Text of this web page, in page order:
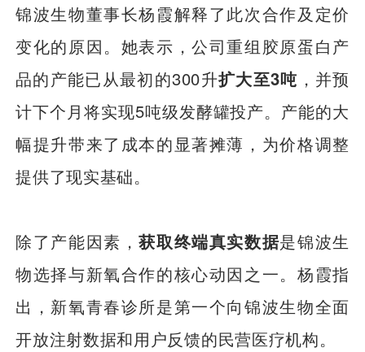
锦波生物董事长杨霞解释了此次合作及定价
变化的原因。她表示，公司重组胶原蛋白产
品的产能已从最初的300升扩大至3吨 ，并预
计下个月将实现5吨级发酵罐投产。产能的大
幅提升带来了成本的显著摊薄，为价格调整
提供了现实基础。
除了产能因素，获取终端真实数据是锦波生
物选择与新氧合作的核心动因之一。杨霞指
出，新氧青春诊所是第一个向锦波生物全面
开放注射数据和用户反馈的民营医疗机构。